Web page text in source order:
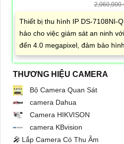
2,060,000
Thiết bị thu hình IP DS-7108NI-
hảo cho việc giám sát an ninh
đến 4.0 megapixel, đảm bảo
THƯƠNG HIỆU CAMERA
Bộ Camera Quan Sát
camera Dahua
Camera HIKVISON
camera KBvision
️🎤️ Lắp Camera Có Thu Âm